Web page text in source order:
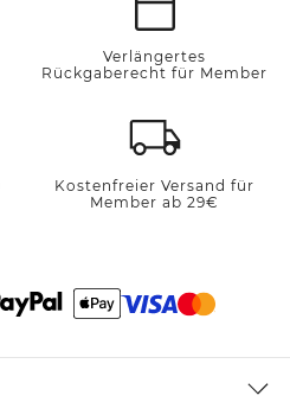
Verlängertes
Rückgaberecht für Member
Kostenfreier Versand für
Member ab 29€